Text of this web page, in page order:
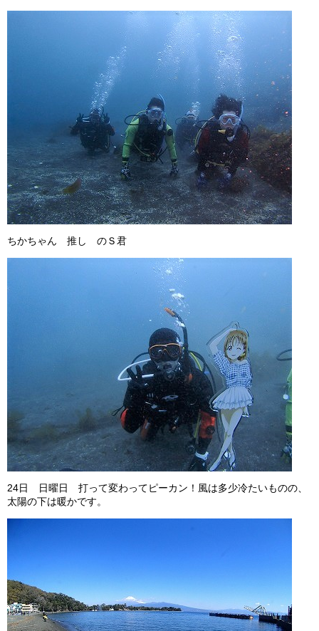
ちかちゃん 推し のＳ君
24日 日曜日 打って変わってピーカン！風は多少冷たいものの、
太陽の下は暖かです。